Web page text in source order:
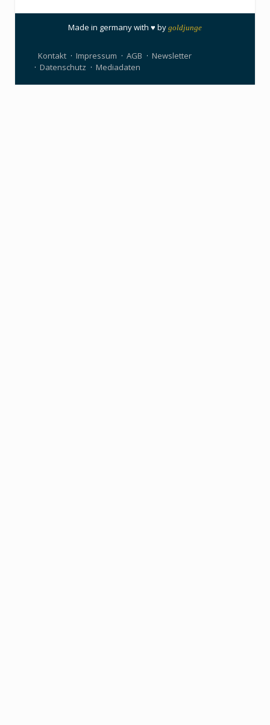
Made in germany with ♥ by goldjunge
Kontakt Impressum AGB
Newsletter
Datenschutz
Mediadaten